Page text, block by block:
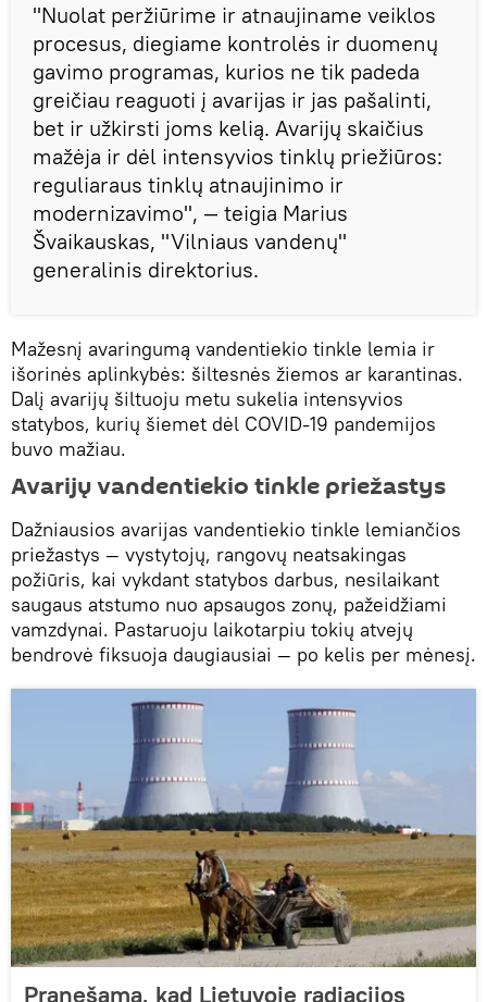
"Nuolat peržiūrime ir atnaujiname veiklos
procesus, diegiame kontrolės ir duomenų
gavimo programas, kurios ne tik padeda
greičiau reaguoti į avarijas ir jas pašalinti,
bet ir užkirsti joms kelią. Avarijų skaičius
mažėja ir dėl intensyvios tinklų priežiūros:
reguliaraus tinklų atnaujinimo ir
modernizavimo", — teigia Marius
Švaikauskas, "Vilniaus vandenų"
generalinis direktorius.
Mažesnį avaringumą vandentiekio tinkle lemia ir
išorinės aplinkybės: šiltesnės žiemos ar karantinas.
Dalį avarijų šiltuoju metu sukelia intensyvios
statybos, kurių šiemet dėl COVID-19 pandemijos
buvo mažiau.
Avarijų vandentiekio tinkle priežastys
Dažniausios avarijas vandentiekio tinkle lemiančios
priežastys — vystytojų, rangovų neatsakingas
požiūris, kai vykdant statybos darbus, nesilaikant
saugaus atstumo nuo apsaugos zonų, pažeidžiami
vamzdynai. Pastaruoju laikotarpiu tokių atvejų
bendrovė fiksuoja daugiausiai — po kelis per mėnesį.
Pranešama, kad Lietuvoje radiacijos